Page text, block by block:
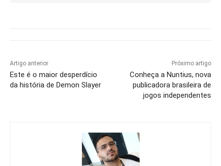
Artigo anterior
Este é o maior desperdício
da história de Demon Slayer
Próximo artigo
Conheça a Nuntius, nova
publicadora brasileira de
jogos independentes